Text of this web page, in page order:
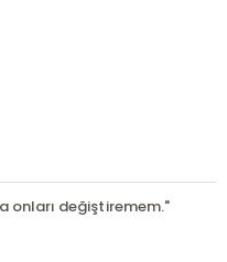
onları değiştiremem."